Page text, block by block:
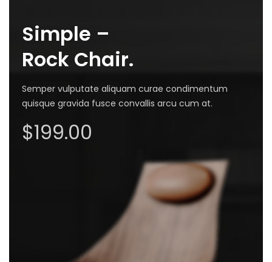
Simple –
Rock Chair.
Semper vulputate aliquam curae condimentum
quisque gravida fusce convallis arcu cum at.
$199.00